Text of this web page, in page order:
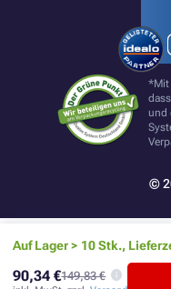
Auf Lager > 10 Stk.,
90,34 €149,83 €
*Mit
und
©